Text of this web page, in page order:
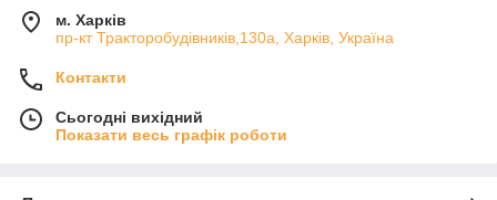
м. Харків
пр-кт Тракторобудівників,130а, Харків, Україна
Контакти
Сьогодні вихідний
Показати весь графік роботи